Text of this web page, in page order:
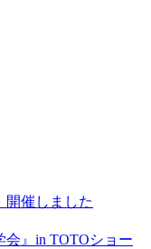
開催しました
会』in TOTOショー